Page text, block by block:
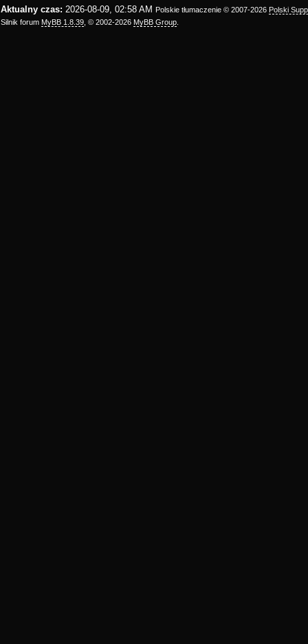
Aktualny czas: 2026-08-09, 02:58 AM Polskie tłumaczenie © 2007-2026 Polski
Silnik forum MyBB 1.8.39 , © 2002-2026 MyBB Group